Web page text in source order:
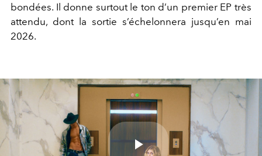
bondées. Il donne surtout le ton d’un premier EP très
attendu, dont la sortie s’échelonnera jusqu’en mai
2026.